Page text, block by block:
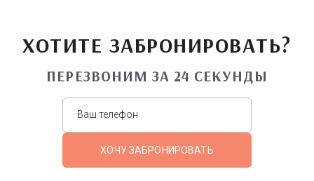
ХОТИТЕ ЗАБРОНИРОВАТЬ?
ПЕРЕЗВОНИМ ЗА 24 СЕКУНДЫ
ХОЧУ ЗАБРОНИРОВАТЬ